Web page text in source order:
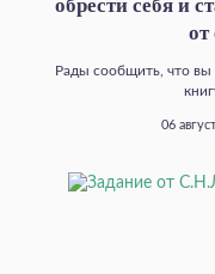
обрести себя и
от
Рады сообщить, что
06